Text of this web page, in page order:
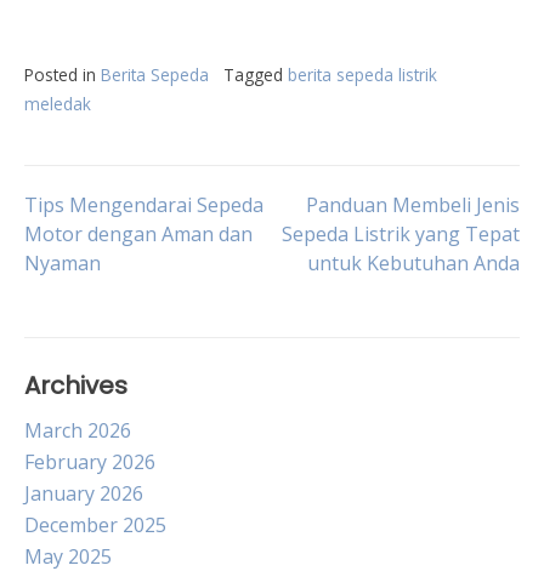
Posted in Berita Sepeda Tagged berita sepeda listrik
meledak
Post
navigation
Tips Mengendarai Sepeda
Motor dengan Aman dan
Nyaman
Panduan Membeli Jenis
Sepeda Listrik yang Tepat
untuk Kebutuhan Anda
Archives
March 2026
February 2026
January 2026
December 2025
May 2025